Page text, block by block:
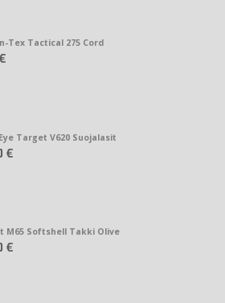
Tex Tactical 275 Cord
Target V620 Suojalasit
€
M65 Softshell Takki Olive
€